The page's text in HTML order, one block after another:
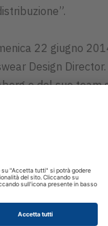
22 giugno
Design Director.
e del suo
un modo
lifestyle più
e donna, le
ha più di
250